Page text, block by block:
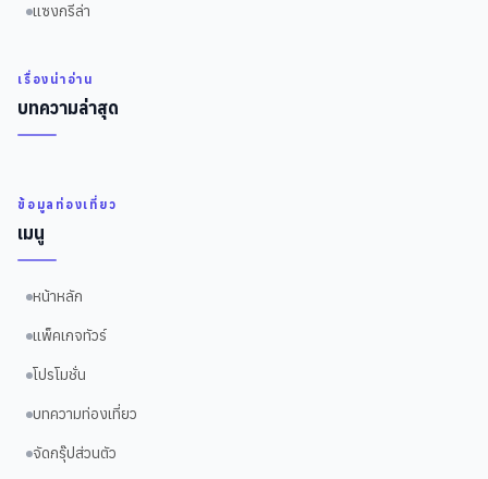
แซงกรีล่า
เรื่องน่าอ่าน
บทความล่าสุด
ข้อมูลท่องเที่ยว
เมนู
หน้าหลัก
แพ็คเกจทัวร์
โปรโมชั่น
บทความท่องเที่ยว
จัดกรุ๊ปส่วนตัว